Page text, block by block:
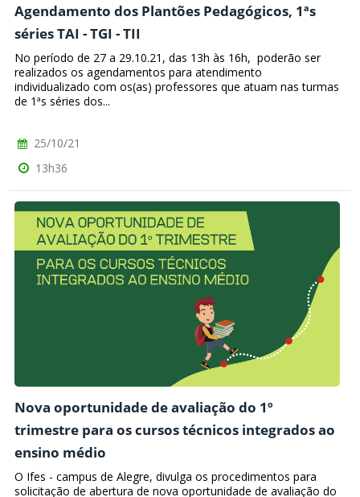
Agendamento dos Plantões Pedagógicos, 1ªs
séries TAI - TGI - TII
No período de 27 a 29.10.21, das 13h às 16h, poderão ser
realizados os agendamentos para atendimento
individualizado com os(as) professores que atuam nas turmas
de 1ªs séries dos...
25/10/21
13h36
Nova oportunidade de avaliação do 1º
trimestre para os cursos técnicos integrados ao
ensino médio
O Ifes - campus de Alegre, divulga os procedimentos para
solicitação de abertura de nova oportunidade de avaliação do